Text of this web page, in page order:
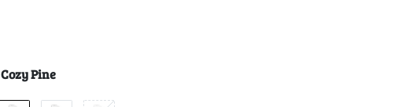
Cozy Pine